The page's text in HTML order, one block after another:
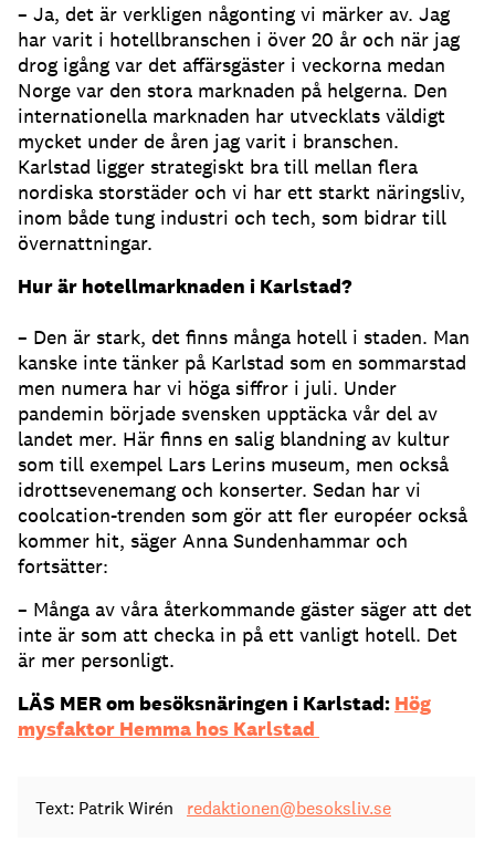
– Ja, det är verkligen någonting vi märker av. Jag
har varit i hotellbranschen i över 20 år och när jag
drog igång var det affärsgäster i veckorna medan
Norge var den stora marknaden på helgerna. Den
internationella marknaden har utvecklats väldigt
mycket under de åren jag varit i branschen.
Karlstad ligger strategiskt bra till mellan flera
nordiska storstäder och vi har ett starkt näringsliv,
inom både tung industri och tech, som bidrar till
övernattningar.
Hur är hotellmarknaden i Karlstad?
– Den är stark, det finns många hotell i staden. Man
kanske inte tänker på Karlstad som en sommarstad
men numera har vi höga siffror i juli. Under
pandemin började svensken upptäcka vår del av
landet mer. Här finns en salig blandning av kultur
som till exempel Lars Lerins museum, men också
idrottsevenemang och konserter. Sedan har vi
coolcation-trenden som gör att fler européer också
kommer hit, säger Anna Sundenhammar och
fortsätter:
– Många av våra återkommande gäster säger att det
inte är som att checka in på ett vanligt hotell. Det
är mer personligt.
LÄS MER om besöksnäringen i Karlstad: Hög
mysfaktor Hemma hos Karlstad
Text: Patrik Wirén redaktionen@besoksliv.se